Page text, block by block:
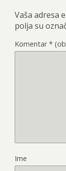
Vaša adresa
polja su
Komentar*
Ime